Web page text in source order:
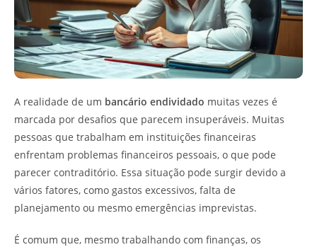
A realidade de um bancário endividado muitas vezes é
marcada por desafios que parecem insuperáveis. Muitas
pessoas que trabalham em instituições financeiras
enfrentam problemas financeiros pessoais, o que pode
parecer contraditório. Essa situação pode surgir devido a
vários fatores, como gastos excessivos, falta de
planejamento ou mesmo emergências imprevistas.
É comum que, mesmo trabalhando com finanças, os